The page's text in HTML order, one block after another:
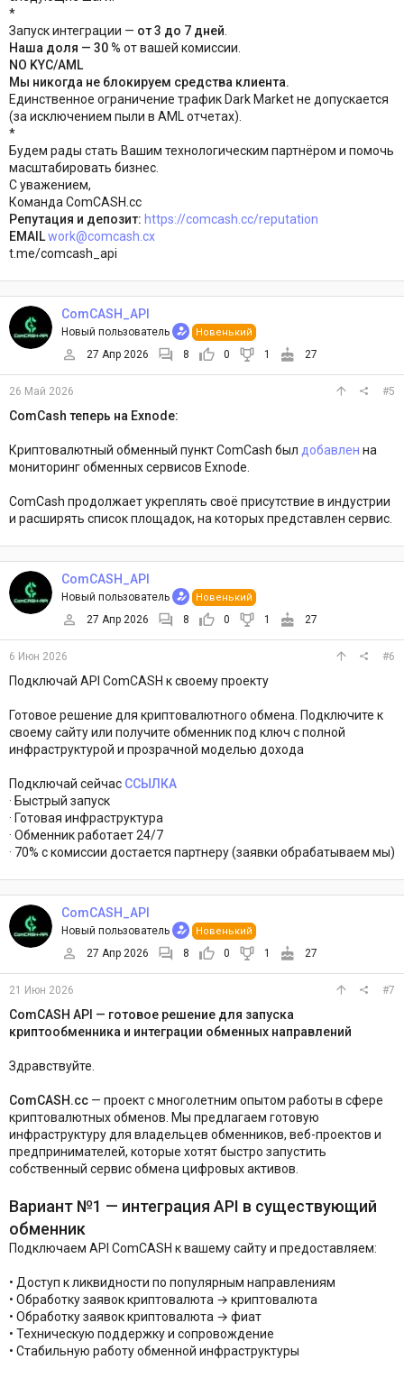
*
Запуск интеграции — от 3 до 7 дней.
Наша доля — 30 % от вашей комиссии.
NO KYC/AML
Мы никогда не блокируем средства клиента.
Единственное ограничение трафик Dark Market не допускается
(за исключением пыли в AML отчетах).
*
Будем рады стать Вашим технологическим партнёром и помочь
масштабировать бизнес.
С уважением,
Команда ComCASH.cc
Репутация и депозит: https://comcash.cc/reputation
EMAILwork@comcash.cx
t.me/comcash_api
ComCASH_API
Новый пользователь Новенький
27 Апр 2026 8 0 1 27
26 Май 2026 #5
ComCash теперь на Exnode:
Криптовалютный обменный пункт ComCash был добавлен на
мониторинг обменных сервисов Exnode.
ComCash продолжает укреплять своё присутствие в индустрии
и расширять список площадок, на которых представлен сервис.
ComCASH_API
Новый пользователь Новенький
27 Апр 2026 8 0 1 27
6 Июн 2026 #6
Подключай API ComCASH к своему проекту
Готовое решение для криптовалютного обмена. Подключите к
своему сайту или получите обменник под ключ с полной
инфраструктурой и прозрачной моделью дохода
Подключай сейчас ССЫЛКА
· Быстрый запуск
· Готовая инфраструктура
· Обменник работает 24/7
· 70% с комиссии достается партнеру (заявки обрабатываем мы)
ComCASH_API
Новый пользователь Новенький
27 Апр 2026 8 0 1 27
21 Июн 2026 #7
ComCASH API — готовое решение для запуска
криптообменника и интеграции обменных направлений
Здравствуйте.
ComCASH.cc — проект с многолетним опытом работы в сфере
криптовалютных обменов. Мы предлагаем готовую
инфраструктуру для владельцев обменников, веб-проектов и
предпринимателей, которые хотят быстро запустить
собственный сервис обмена цифровых активов.
Вариант №1 — интеграция API в существующий
обменник
Подключаем API ComCASH к вашему сайту и предоставляем:
• Доступ к ликвидности по популярным направлениям
• Обработку заявок криптовалюта → криптовалюта
• Обработку заявок криптовалюта → фиат
• Техническую поддержку и сопровождение
• Стабильную работу обменной инфраструктуры